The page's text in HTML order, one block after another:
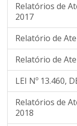
Relatórios de
2017
Relatório de
Relatório de
LEI Nº 13.460,
Relatórios de
2018